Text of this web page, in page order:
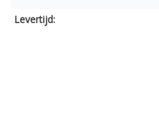
Levertijd: